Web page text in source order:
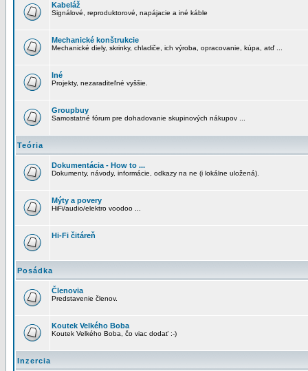
Kabeláž
Signálové, reproduktorové, napájacie a iné káble
Mechanické konštrukcie
Mechanické diely, skrinky, chladiče, ich výroba, opracovanie, kúpa, atď ...
Iné
Projekty, nezaraditeľné vyššie.
Groupbuy
Samostatné fórum pre dohadovanie skupinových nákupov ...
Teória
Dokumentácia - How to ...
Dokumenty, návody, informácie, odkazy na ne (i lokálne uložená).
Mýty a povery
HiFi/audio/elektro voodoo ...
Hi-Fi čitáreň
Posádka
Členovia
Predstavenie členov.
Koutek Velkého Boba
Koutek Velkého Boba, čo viac dodať :-)
Inzercia